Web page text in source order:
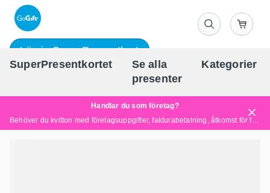
Lös in SuperPresentkort
SuperPresentkortet
Se alla
presenter
Kategorier
Handlar du som företag?
Behöver du kvitton med företagsuppgifter, fakturabetalning, åtkomst för flera användare eller skräddarsydda lösningar?